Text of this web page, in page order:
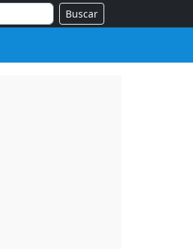
Buscar